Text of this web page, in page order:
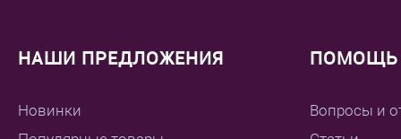
НАШИ ПРЕДЛОЖЕНИЯ
Новинки
ПОМОЩЬ
Вопросы и